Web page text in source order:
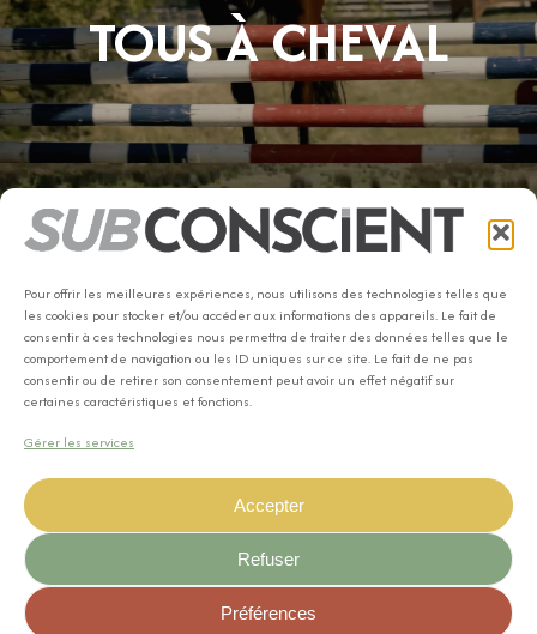
Pour offrir les meilleures expériences, nous utilisons des technologies telles que
les cookies pour stocker et/ou accéder aux informations des appareils. Le fait de
consentir à ces technologies nous permettra de traiter des données telles que le
comportement de navigation ou les ID uniques sur ce site. Le fait de ne pas
consentir ou de retirer son consentement peut avoir un effet négatif sur
certaines caractéristiques et fonctions.
Gérer les services
Accepter
Refuser
Préférences
TOUS À CHEVAL
TOUS À CHEVAL